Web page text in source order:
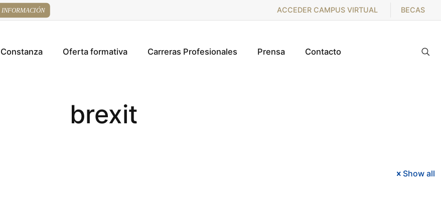
INFORMACIÓN ACCEDER CAMPUS VIRTUAL BECAS
Constanza Oferta formativa Carreras Profesionales Prensa Contacto
brexit
Show all